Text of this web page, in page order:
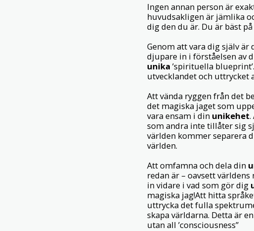
Ingen annan person är
huvudsakligen är jämlika
dig den du är. Du är bäst
Genom att vara dig själv är
djupare in i förståelsen av
unika ’spirituella
utvecklandet och uttrycket
Att vända ryggen från det
det magiska jaget som
vara ensam i din unikehet.
som andra inte tillåter sig
världen kommer separera
världen.
Att omfamna och dela din
redan är – oavsett
in vidare i vad som gör dig
magiska jag!Att hitta
uttrycka det fulla
skapa världarna. Detta är
utan all ’consciousness’’